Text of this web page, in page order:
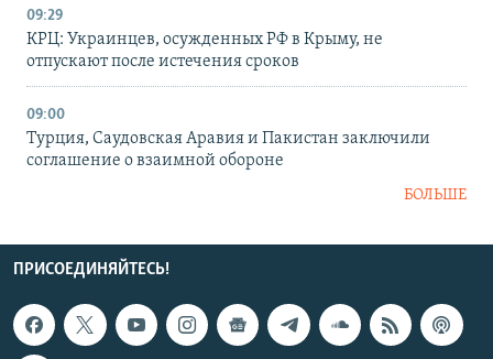
09:29
КРЦ: Украинцев, осужденных РФ в Крыму, не
отпускают после истечения сроков
09:00
Турция, Саудовская Аравия и Пакистан заключили
соглашение о взаимной обороне
БОЛЬШЕ
ПРИСОЕДИНЯЙТЕСЬ!